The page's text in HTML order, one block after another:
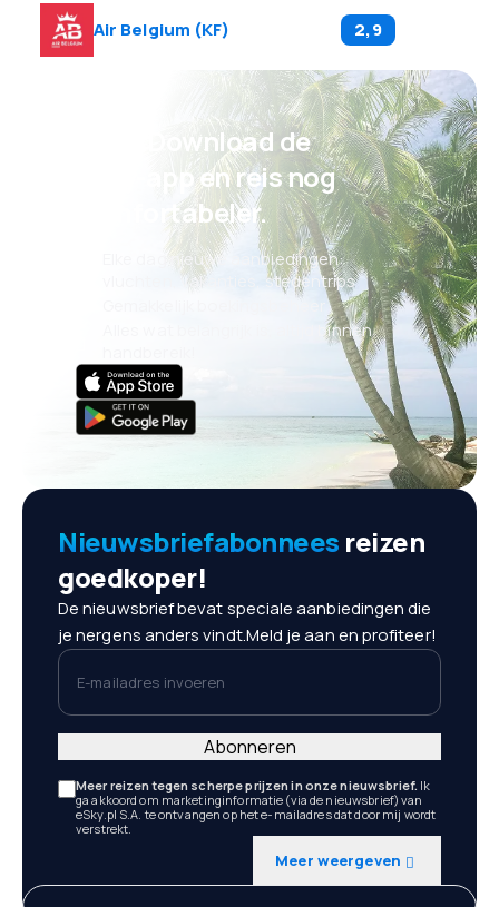
Air Belgium (KF) 2,9
Psst! Download de
eSky-app en reis nog
comfortabeler.
Elke dag nieuwe aanbiedingen:
vluchten, vakanties, stedentrips
Alles wat belangrijk is, altijd binnen
Nieuwsbriefabonnees reizen
goedkoper!
De nieuwsbrief bevat speciale aanbiedingen die
je nergens anders vindt.Meld je aan en profiteer!
E-mailadres invoeren
Meer reizen tegen scherpe prijzen in onze nieuwsbrief. Ik
ga akkoord om marketinginformatie (via de nieuwsbrief) van
eSky.pl S.A. te ontvangen op het e-mailadres dat door mij wordt
verstrekt.
Meer weergeven
Abonneren